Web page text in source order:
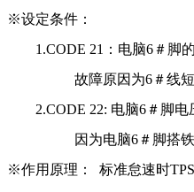
※设定条件：
1.CODE 21：电脑6＃
故障原因为6
2.CODE 22: 电脑6＃
因为电脑6＃脚搭
※作用原理：  标准怠速时